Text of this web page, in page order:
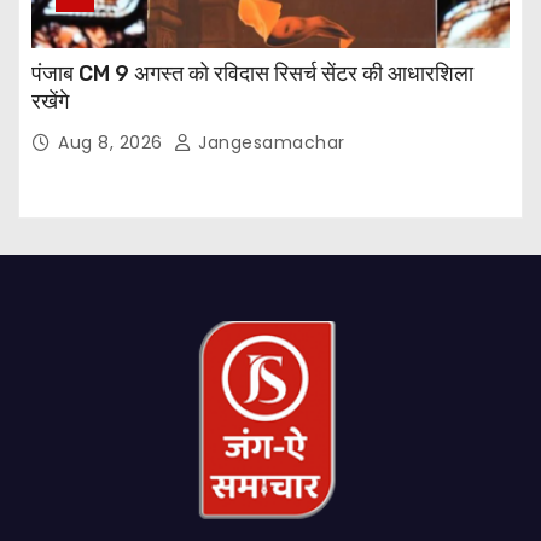
पंजाब CM 9 अगस्त को रविदास रिसर्च सेंटर की आधारशिला
रखेंगे
Aug 8, 2026 Jangesamachar